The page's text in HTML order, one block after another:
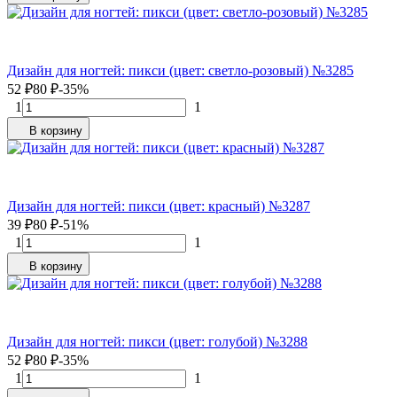
Дизайн для ногтей: пикси (цвет: светло-розовый) №3285
52 ₽80 ₽-35%
1
1
В корзину
Дизайн для ногтей: пикси (цвет: красный) №3287
39 ₽80 ₽-51%
1
1
В корзину
Дизайн для ногтей: пикси (цвет: голубой) №3288
52 ₽80 ₽-35%
1
1